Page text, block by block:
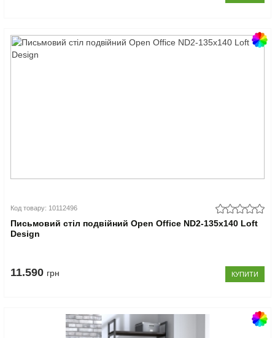
Код товару: 10112496
Письмовий стіл подвійний Open Office ND2-135x140 Loft
Design
11.590 грн КУПИТИ